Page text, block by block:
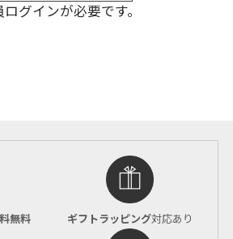
グインが必要です。
無料 ギフトラッピング対応あり